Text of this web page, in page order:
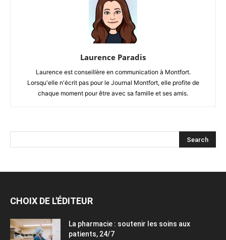
Laurence Paradis
Laurence est conseillère en communication à Montfort.
Lorsqu'elle n'écrit pas pour le Journal Montfort, elle profite de
chaque moment pour être avec sa famille et ses amis.
CHOIX DE L'ÉDITEUR
La pharmacie : soutenir les soins aux
patients, 24/7